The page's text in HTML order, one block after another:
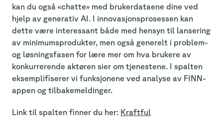
kan du også «chatte» med brukerdataene dine ved
hjelp av generativ AI. I innovasjonsprosessen kan
dette være interessant både med hensyn til lansering
av minimumsprodukter, men også generelt i problem-
og løsningsfasen for lære mer om hva brukere av
konkurrerende aktøren sier om tjenestene. I spalten
eksemplifiserer vi funksjonene ved analyse av FINN-
appen og tilbakemeldinger.
Link til spalten finner du her: Kraftful